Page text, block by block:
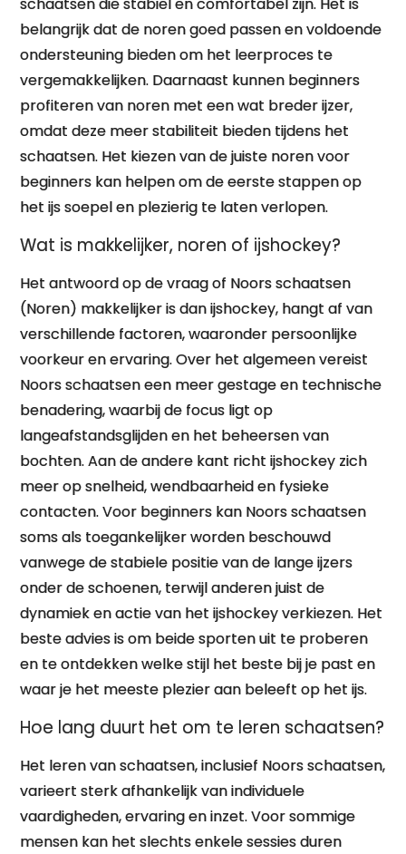
belangrijk dat de noren goed passen en voldoende
ondersteuning bieden om het leerproces te
vergemakkelijken. Daarnaast kunnen beginners
profiteren van noren met een wat breder ijzer,
omdat deze meer stabiliteit bieden tijdens het
schaatsen. Het kiezen van de juiste noren voor
beginners kan helpen om de eerste stappen op
het ijs soepel en plezierig te laten verlopen.
Wat is makkelijker, noren of ijshockey?
Het antwoord op de vraag of Noors schaatsen
(Noren) makkelijker is dan ijshockey, hangt af van
verschillende factoren, waaronder persoonlijke
voorkeur en ervaring. Over het algemeen vereist
Noors schaatsen een meer gestage en technische
benadering, waarbij de focus ligt op
langeafstandsglijden en het beheersen van
bochten. Aan de andere kant richt ijshockey zich
meer op snelheid, wendbaarheid en fysieke
contacten. Voor beginners kan Noors schaatsen
soms als toegankelijker worden beschouwd
vanwege de stabiele positie van de lange ijzers
onder de schoenen, terwijl anderen juist de
dynamiek en actie van het ijshockey verkiezen. Het
beste advies is om beide sporten uit te proberen
en te ontdekken welke stijl het beste bij je past en
waar je het meeste plezier aan beleeft op het ijs.
Hoe lang duurt het om te leren schaatsen?
Het leren van schaatsen, inclusief Noors schaatsen,
varieert sterk afhankelijk van individuele
vaardigheden, ervaring en inzet. Voor sommige
mensen kan het slechts enkele sessies duren